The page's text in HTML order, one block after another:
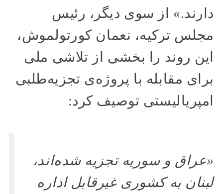
دارند.» از سوی دیگر، رئیس
مجلس ترکیه، نعمان کورتولموش،
این روند را بخشی از تلاشی ملی
برای مقابله با پروژه‌ی تجزیه‌طلبی
امپریالیستی توصیف کرد:
«عراق و سوریه تجزیه شده‌اند،
لبنان به کشوری غیرقابل اداره